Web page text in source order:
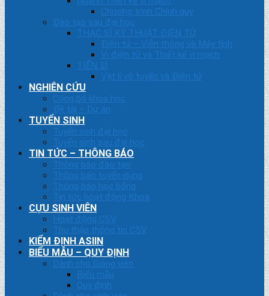
Chương trình Chính quy
Đào tạo sau đại học
THẠC SĨ KỸ THUẬT ĐIỆN TỬ
Điện tử – Viễn thông và Máy tính
Vi điện tử và Thiết kế vi mạch
TIẾN SĨ
Vật lí vô tuyến và Điện tử
NGHIÊN CỨU
Công bố khoa học
Đề tài – Dự án
TUYỂN SINH
Tuyển sinh đại học
Tuyển sinh sau đại học
TIN TỨC – THÔNG BÁO
Thông báo đào tạo
Thông báo tuyển dụng
Thông báo học bổng
Tin tức hoạt động Khoa
CỰU SINH VIÊN
Hoạt động CSV
Thu thập thông tin CSV
KIỂM ĐỊNH ASIIN
BIỂU MẪU – QUY ĐỊNH
Dành cho Giảng viên
Biểu mẫu
Quy định